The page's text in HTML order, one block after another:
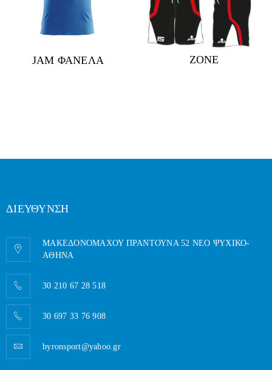
JAM ΦΑΝΕΛΑ ZONE
ΔΙΕΥΘΥΝΣΗ
ΜΑΚΕΔΟΝΟΜΑΧΟΥ ΠΡΑΝΤΟΥΝΑ 52 ΝΕΟ ΨΥΧΙΚΟ-
AΘΗΝΑ
30 210 67 28 518
30 697 33 76 908
byronsport@yahoo.gr